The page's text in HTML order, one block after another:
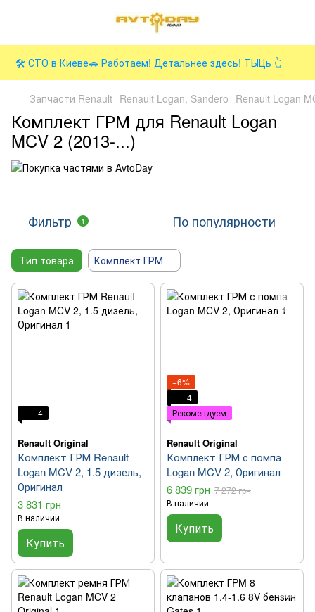
🛠️ СТО в Киеве🚗 Работаем! Детальнее здесь! ТЫЦь 👆
Запчасти Renault Renault Logan, Sandero Renault Logan
Комплект ГРМ для Renault Logan
MCV 2 (2013-...)
Фильтр 1 По популярности
Тип товара Комплект ГРМ
4
Renault Original
Комплект ГРМ Renault
Logan MCV 2, 1.5 дизель,
Оригинал
3 831 грн
В наличии
Купить
−6%
4
Рекомендуем
Renault Original
Комплект ГРМ с помпа
Logan MCV 2, Оригинал
6 839 грн 7 272 грн
В наличии
Купить